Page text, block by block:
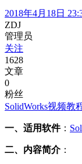
2018年4月18日
ZDJ
管理员
关注
1628
文章
0
粉丝
SolidWorks视频教
一、适用软件：
二、内容简介：